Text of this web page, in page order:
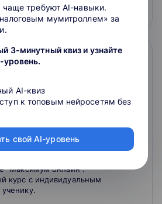
На сайт курса
подготовки. Всё, что
100 баллов
"Максимум онлайн".
курс с индивидуальным
чаще требуют AI-навыки.
мумитроллем» за
3-минутный квиз и узнайте
уровень.
AI-квиз
к топовым нейросетям без
свой AI-уровень